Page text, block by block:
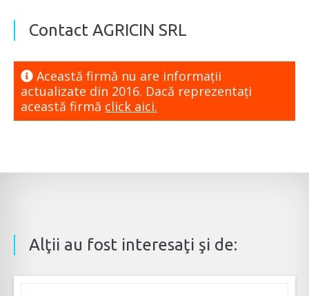
Contact AGRICIN SRL
Această firmă nu are informaţii
actualizate din 2016. Dacă reprezentaţi
această firmă click aici.
Alţii au fost interesaţi şi de: